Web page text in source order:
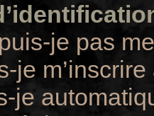
je pas
je
je